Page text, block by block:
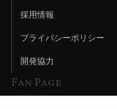
採用情報
プライバシーポリシー
開発協力
Fan Page